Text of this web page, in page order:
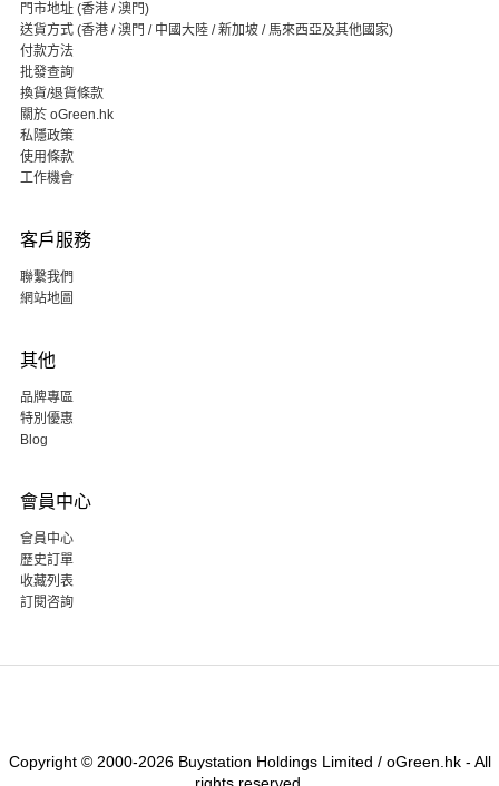
門市地址 (香港 / 澳門)
送貨方式 (香港 / 澳門 / 中國大陸 / 新加坡 / 馬來西亞及其他國家)
付款方法
批發查詢
換貨/退貨條款
關於 oGreen.hk
私隱政策
使用條款
工作機會
客戶服務
聯繫我們
網站地圖
其他
品牌專區
特別優惠
Blog
會員中心
會員中心
歷史訂單
收藏列表
訂閱咨詢
Copyright © 2000-2026 Buystation Holdings Limited / oGreen.hk - All